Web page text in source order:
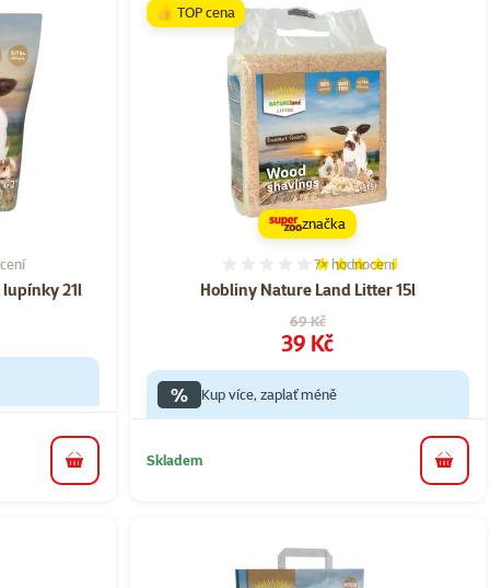
21l
50%, počet hodnocení: 2
do košíku
Hobliny Nature Land Litter 15l
Hodnocení 89%, počet
7×hodnocení
Původní cena
69 Kč
Cena
39 Kč
👍 TOP cena
značka
% Kup více, zaplať méně
Skladem do